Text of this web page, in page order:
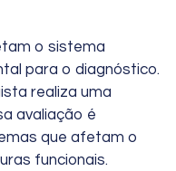
o sistema
para o diagnóstico.
realiza uma
avaliação é
que afetam o
funcionais.